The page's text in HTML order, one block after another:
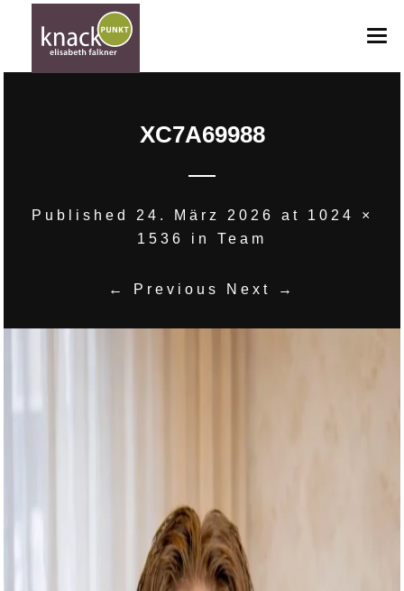
GUTSCHEINE
XC7A69988
Published 24. März 2026 at 1024 ×
1536
in Team
← Previous Next →